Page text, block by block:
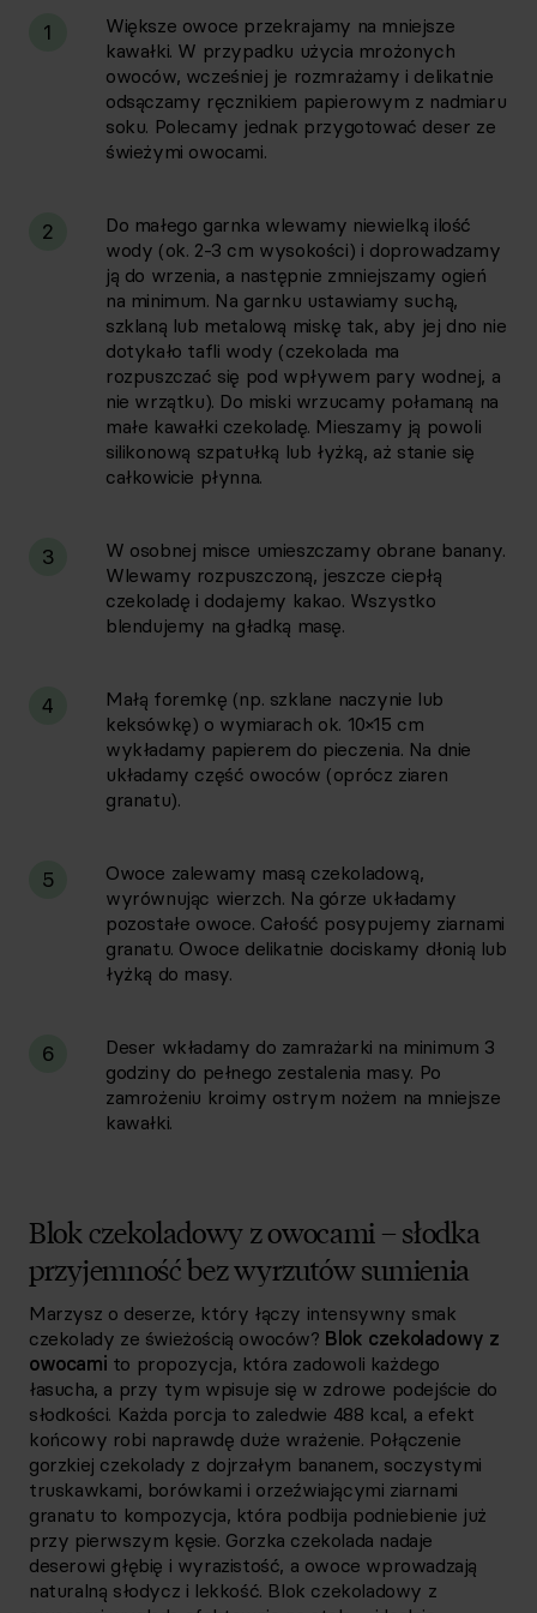
1
Większe owoce przekrajamy na mniejsze
kawałki. W przypadku użycia mrożonych
owoców, wcześniej je rozmrażamy i delikatnie
odsączamy ręcznikiem papierowym z nadmiaru
soku. Polecamy jednak przygotować deser ze
świeżymi owocami.
2
Do małego garnka wlewamy niewielką ilość
wody (ok. 2-3 cm wysokości) i doprowadzamy
ją do wrzenia, a następnie zmniejszamy ogień
na minimum. Na garnku ustawiamy suchą,
szklaną lub metalową miskę tak, aby jej dno nie
dotykało tafli wody (czekolada ma
rozpuszczać się pod wpływem pary wodnej, a
nie wrzątku). Do miski wrzucamy połamaną na
małe kawałki czekoladę. Mieszamy ją powoli
silikonową szpatułką lub łyżką, aż stanie się
całkowicie płynna.
3
W osobnej misce umieszczamy obrane banany.
Wlewamy rozpuszczoną, jeszcze ciepłą
czekoladę i dodajemy kakao. Wszystko
blendujemy na gładką masę.
4
Małą foremkę (np. szklane naczynie lub
keksówkę) o wymiarach ok. 10×15 cm
wykładamy papierem do pieczenia. Na dnie
układamy część owoców (oprócz ziaren
granatu).
5
Owoce zalewamy masą czekoladową,
wyrównując wierzch. Na górze układamy
pozostałe owoce. Całość posypujemy ziarnami
granatu. Owoce delikatnie dociskamy dłonią lub
łyżką do masy.
6
Deser wkładamy do zamrażarki na minimum 3
godziny do pełnego zestalenia masy. Po
zamrożeniu kroimy ostrym nożem na mniejsze
kawałki.
Blok czekoladowy z owocami – słodka
przyjemność bez wyrzutów sumienia
Marzysz o deserze, który łączy intensywny smak
czekolady ze świeżością owoców? Blok czekoladowy z
owocami to propozycja, która zadowoli każdego
łasucha, a przy tym wpisuje się w zdrowe podejście do
słodkości. Każda porcja to zaledwie 488 kcal, a efekt
końcowy robi naprawdę duże wrażenie. Połączenie
gorzkiej czekolady z dojrzałym bananem, soczystymi
truskawkami, borówkami i orzeźwiającymi ziarnami
granatu to kompozycja, która podbija podniebienie już
przy pierwszym kęsie. Gorzka czekolada nadaje
deserowi głębię i wyrazistość, a owoce wprowadzają
naturalną słodycz i lekkość. Blok czekoladowy z